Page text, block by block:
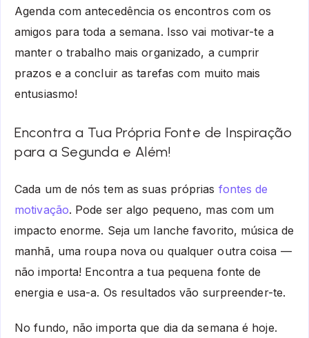
Agenda com antecedência os encontros com os
amigos para toda a semana. Isso vai motivar-te a
manter o trabalho mais organizado, a cumprir
prazos e a concluir as tarefas com muito mais
entusiasmo!
Encontra a Tua Própria Fonte de Inspiração
para a Segunda e Além!
Cada um de nós tem as suas próprias fontes de
motivação. Pode ser algo pequeno, mas com um
impacto enorme. Seja um lanche favorito, música de
manhã, uma roupa nova ou qualquer outra coisa —
não importa! Encontra a tua pequena fonte de
energia e usa-a. Os resultados vão surpreender-te.
No fundo, não importa que dia da semana é hoje.